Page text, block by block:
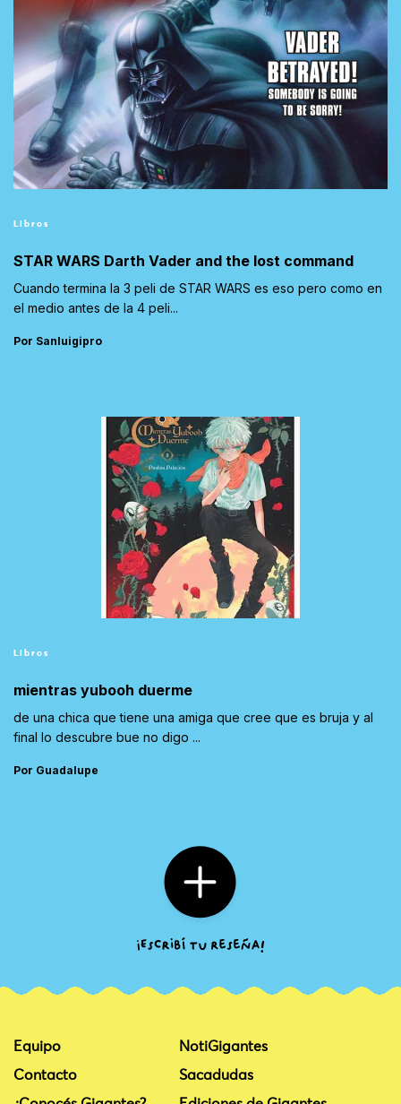
Libros
STAR WARS Darth Vader and the lost command
Cuando termina la 3 peli de STAR WARS es eso pero como en
el medio antes de la 4 peli...
Por Sanluigipro
Libros
mientras yubooh duerme
de una chica que tiene una amiga que cree que es bruja y al
final lo descubre bue no digo ...
Por Guadalupe
Equipo
Contacto
NotiGigantes
Sacadudas